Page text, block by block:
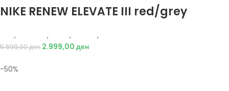
NIKE RENEW ELEVATE III red/grey
, , , ,
5.699,00ден 2.999,00 ден
-50%